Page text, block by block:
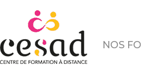
content
NOS